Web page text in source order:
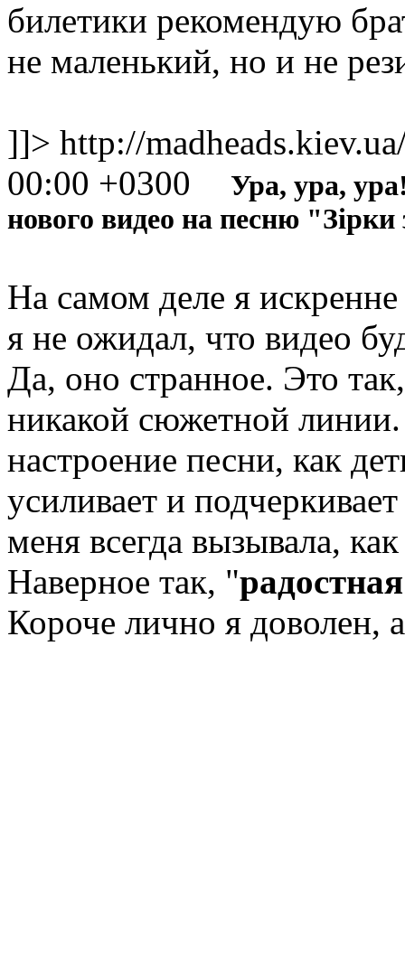
билетики рекомендую
не маленький, но и не
]]> http://
00:00 +0300
Ура, ура,
нового видео на песню
На самом деле я искренне
я не ожидал, что видео
Да, оно странное. Это
никакой сюжетной
настроение песни, как
усиливает и
меня всегда вызывала,
Наверное так, "
Короче лично я доволен,